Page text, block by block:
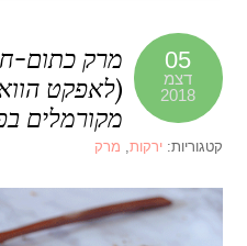
05
דצמ
2018
מרק כתום-
(לאפקט
מקורמלים
קטגוריות:ירקות, מרק